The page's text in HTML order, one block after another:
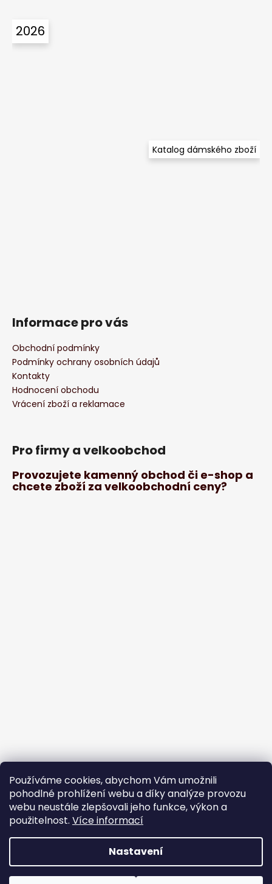
Používáme cookies, abychom Vám umožnili
pohodlné prohlížení webu a díky analýze provozu
webu neustále zlepšovali jeho funkce, výkon a
použitelnost. Více informací
Nastavení
2026
Katalog dámského zboží
Informace pro vás
Obchodní podmínky
Podmínky ochrany osobních údajů
Kontakty
Hodnocení obchodu
Vrácení zboží a reklamace
Pro firmy a velkoobchod
Provozujete kamenný obchod či e-shop a
chcete zboží za velkoobchodní ceny?
Copyright 2026Cambag. Všechna práva vyhrazena.